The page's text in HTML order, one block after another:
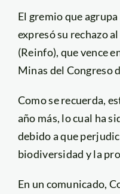
El gremio que
expresó su rechazo
(Reinfo), que vence
Minas del Congreso
Como se recuerda,
año más, lo cual ha
debido a que
biodiversidad y la
En un comunicado,